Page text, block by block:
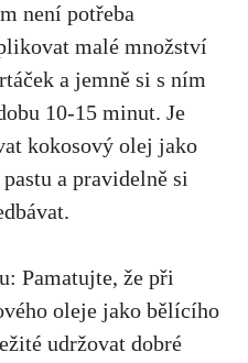
není potřeba
malé množství
a jemně si s ním
10-15 minut. Je
kokosový olej jako
a pravidelně si
Pamatujte, že při
oleje jako bělícího
udržovat dobré